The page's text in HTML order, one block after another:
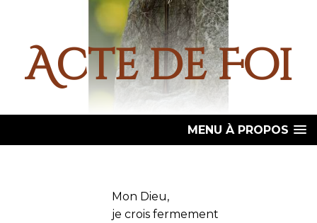
Acte de Foi
MENU À PROPOS
Mon Dieu,
je crois fermement